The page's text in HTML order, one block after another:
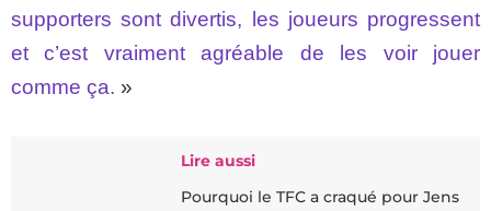
supporters sont divertis, les joueurs progressent
et c’est vraiment agréable de les voir jouer
comme ça. »
Lire aussi
Pourquoi le TFC a craqué pour Jens